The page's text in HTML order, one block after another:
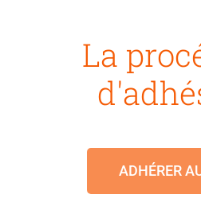
La
ADHÉRER